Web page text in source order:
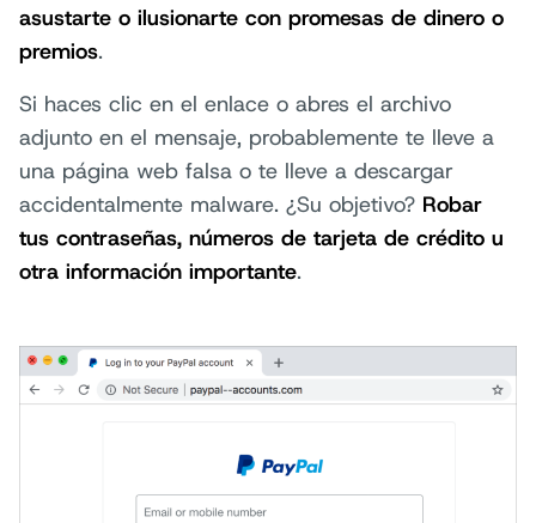
asustarte o ilusionarte con promesas de dinero o
premios.
Si haces clic en el enlace o abres el archivo
adjunto en el mensaje, probablemente te lleve a
una página web falsa o te lleve a descargar
accidentalmente malware. ¿Su objetivo? Robar
tus contraseñas, números de tarjeta de crédito u
otra información importante.